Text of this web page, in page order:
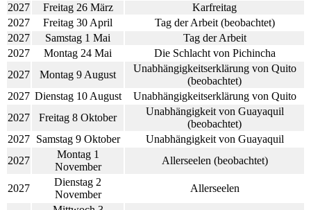
2027
Freitag 26 März
Karfreitag
2027
Freitag 30 April
Tag der Arbeit (beobachtet)
2027
Samstag 1 Mai
Tag der Arbeit
2027
Montag 24 Mai
Die Schlacht von Pichincha
2027
Montag 9 August
Unabhängigkeitserklärung von Quito
(beobachtet)
2027 Dienstag 10 August
Unabhängigkeitserklärung von Quito
2027
Freitag 8 Oktober
Unabhängigkeit von Guayaquil
(beobachtet)
2027 Samstag 9 Oktober
Unabhängigkeit von Guayaquil
2027
Montag 1
November
Allerseelen (beobachtet)
2027
Dienstag 2
November
Allerseelen